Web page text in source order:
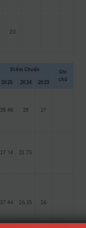
20
Điểm Chuẩn
Ghi
chú
2025 2024 2023
28.48 28 27
27.14 23.75
27.44 26.25 26